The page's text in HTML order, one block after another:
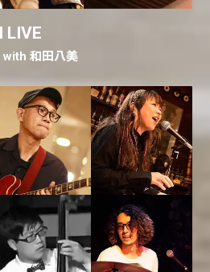
LIVE
和田八美